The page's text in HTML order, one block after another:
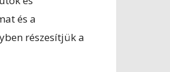
és a
részesítjük a